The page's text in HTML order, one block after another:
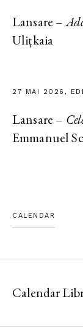
Lansare –
Ulițkaia
27 MAI 2026,
Lansare –
Emmanuel
CALENDAR
Calendar